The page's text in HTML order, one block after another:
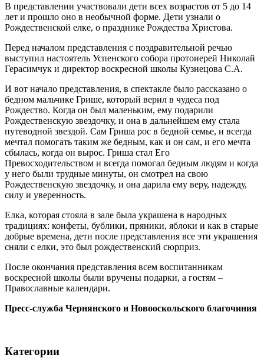
В представлении участвовали дети всех возрастов от 5 до 14
лет и прошло оно в необычной форме. Дети узнали о
Рождественской елке, о празднике Рождества Христова.
Перед началом представления с поздравительной речью
выступил настоятель Успенского собора протоиерей Николай
Герасимчук и директор воскресной школы Кузнецова С.А.
И вот начало представления, в спектакле было рассказано о
бедном мальчике Грише, который верил в чудеса под
Рождество. Когда он был маленьким, ему подарили
Рождественскую звездочку, и она в дальнейшем ему стала
путеводной звездой. Сам Гриша рос в бедной семье, и всегда
мечтал помогать таким же бедным, как и он сам, и его мечта
сбылась, когда он вырос. Гриша стал Его
Превосходительством и всегда помогал бедным людям и когда
у него были трудные минуты, он смотрел на свою
Рождественскую звездочку, и она дарила ему веру, надежду,
силу и уверенность.
Елка, которая стояла в зале была украшена в народных
традициях: конфеты, бублики, пряники, яблоки и как в старые
добрые времена, дети после представления все эти украшения
сняли с елки, это был рождественский сюрприз.
После окончания представления всем воспитанникам
воскресной школы были вручены подарки, а гостям –
Православные календари.
Пресс-служба Чернянского и Новооскольского благочиния
Категории